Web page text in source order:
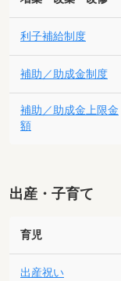
利子補給制度
補助／助成金制度
補助／助成金上限金
額
出産・子育て
育児
出産祝い